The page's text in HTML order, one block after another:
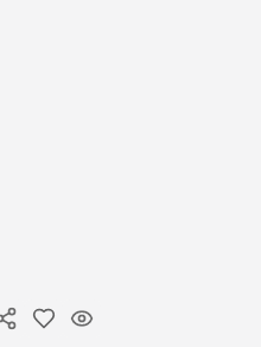
Copiar link